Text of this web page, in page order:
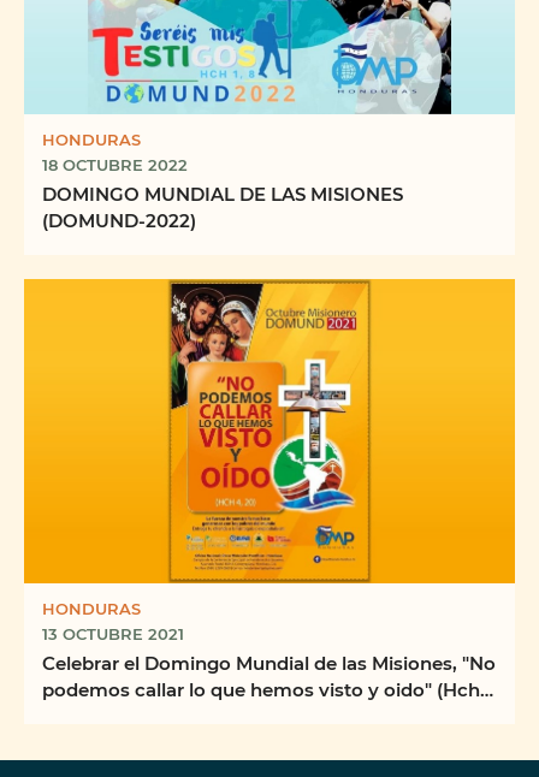
HONDURAS
18 OCTUBRE 2022
DOMINGO MUNDIAL DE LAS MISIONES
(DOMUND-2022)
HONDURAS
13 OCTUBRE 2021
Celebrar el Domingo Mundial de las Misiones, "No
podemos callar lo que hemos visto y oido" (Hch